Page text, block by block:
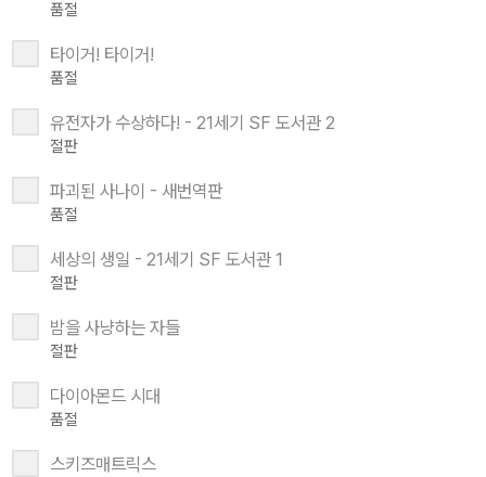
품절
타이거! 타이거!
품절
유전자가 수상하다! - 21세기 SF 도서관 2
절판
파괴된 사나이 - 새번역판
품절
세상의 생일 - 21세기 SF 도서관 1
절판
밤을 사냥하는 자들
절판
다이아몬드 시대
품절
스키즈매트릭스